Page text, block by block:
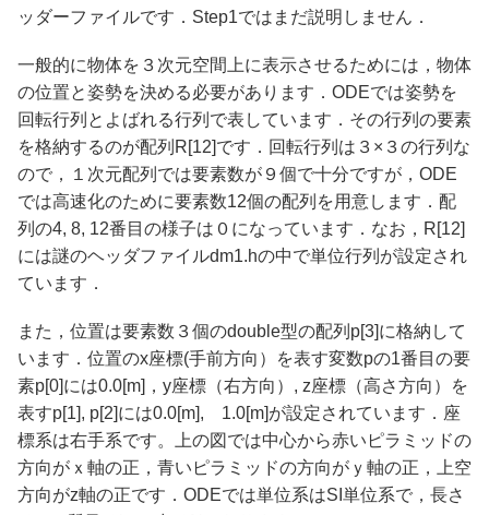
ッダーファイルです．Step1ではまだ説明しません．
一般的に物体を３次元空間上に表示させるためには，物体
の位置と姿勢を決める必要があります．ODEでは姿勢を
回転行列とよばれる行列で表しています．その行列の要素
を格納するのが配列R[12]です．回転行列は３×３の行列な
ので，１次元配列では要素数が９個で十分ですが，ODE
では高速化のために要素数12個の配列を用意します．配
列の4, 8, 12番目の様子は０になっています．なお，R[12]
には謎のヘッダファイルdm1.hの中で単位行列が設定され
ています．
また，位置は要素数３個のdouble型の配列p[3]に格納して
います．位置のx座標(手前方向）を表す変数pの1番目の要
素p[0]には0.0[m]，y座標（右方向）, z座標（高さ方向）を
表すp[1], p[2]には0.0[m], 1.0[m]が設定されています．座
標系は右手系です。上の図では中心から赤いピラミッドの
方向がｘ軸の正，青いピラミッドの方向がｙ軸の正，上空
方向がz軸の正です．ODEでは単位系はSI単位系で，長さ